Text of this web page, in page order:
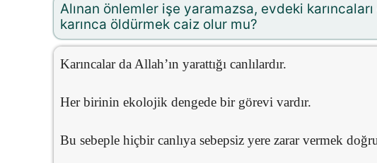
Alınan önlemler işe yaramazsa, evdeki
karınca öldürmek caiz olur mu?
Karıncalar da Allah’ın yarattığı canlılardır.
Her birinin ekolojik dengede bir görevi vardır.
Bu sebeple hiçbir canlıya sebepsiz yere zarar vermek